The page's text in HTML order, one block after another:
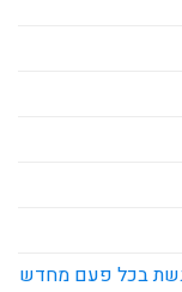
בכל פעם מחדש